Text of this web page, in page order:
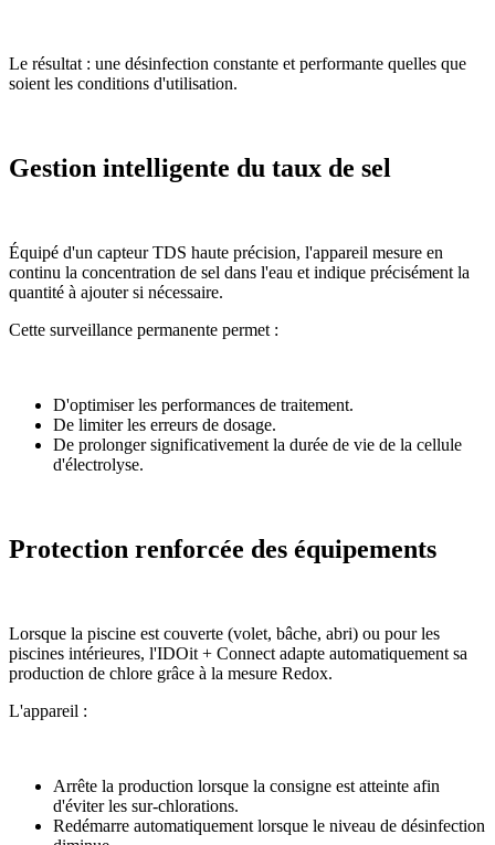
Le résultat : une désinfection constante et performante quelles que
soient les conditions d'utilisation.
Gestion intelligente du taux de sel
Équipé d'un capteur TDS haute précision, l'appareil mesure en
continu la concentration de sel dans l'eau et indique précisément la
quantité à ajouter si nécessaire.
Cette surveillance permanente permet :
D'optimiser les performances de traitement.
De limiter les erreurs de dosage.
De prolonger significativement la durée de vie de la cellule
d'électrolyse.
Protection renforcée des équipements
Lorsque la piscine est couverte (volet, bâche, abri) ou pour les
piscines intérieures, l'IDOit + Connect adapte automatiquement sa
production de chlore grâce à la mesure Redox.
L'appareil :
Arrête la production lorsque la consigne est atteinte afin
d'éviter les sur-chlorations.
Redémarre automatiquement lorsque le niveau de désinfection